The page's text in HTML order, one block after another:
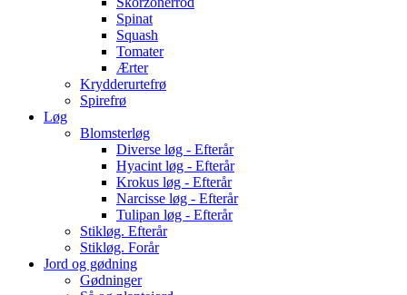
Spinat
Squash
Tomater
Ærter
Krydderurtefrø
Spirefrø
Løg
Blomsterløg
Diverse løg - Efterår
Hyacint løg - Efterår
Krokus løg - Efterår
Narcisse løg - Efterår
Tulipan løg - Efterår
Stikløg. Efterår
Stikløg. Forår
Jord og gødning
Gødninger